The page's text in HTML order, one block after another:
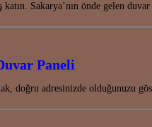
Sakarya’nın önde gelen
Paneli
doğru adresinizde olduğunuzu